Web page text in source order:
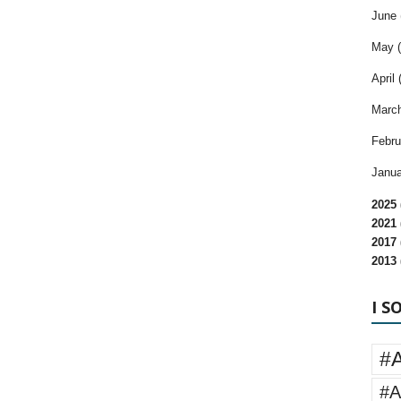
June
May
April
2025
2021
2017
2013
I